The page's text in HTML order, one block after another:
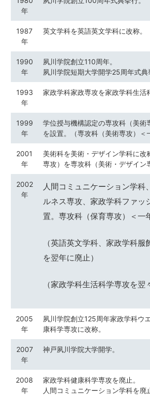
年
1987
年
英文学科を英語英文学科に改称。
1990
年
夙川学院創立110周年。
夙川学院短期大学開学25周年式典
1993
年
家政学科家政専攻を家政学科生活
1999
年
学位授与機構認定の専攻科（美術
を設置。（専攻科（美術専攻）＜
2001
年
美術科を美術・デザイン学科に改
専攻）を専攻科（美術・デザイン
2002
年
人間コミュニケーション学科
ルネス専攻、家政学科ファッ
置。専攻科（保育専攻）＜一
（英語英文学科、家政学科
を翌年に廃止）
（家政学科生活科学専攻を翌
2005
年
夙川学院創立125周年家政学科ウ
康科学専攻に改称。
2007
年
神戸夙川学院大学開学。
2008
年
家政学科健康科学専攻を廃止。
人間コミュニケーション学科を廃